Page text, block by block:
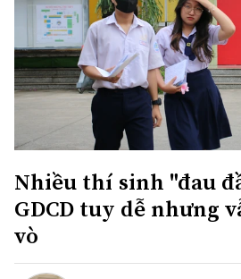
Nhiều thí sinh "đau
GDCD tuy dễ nhưng
vò